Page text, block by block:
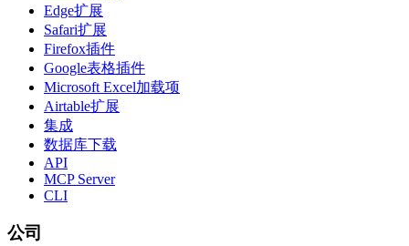
Edge扩展
Safari扩展
Firefox插件
Google表格插件
Microsoft Excel加载项
Airtable扩展
集成
数据库下载
API
MCP Server
CLI
公司